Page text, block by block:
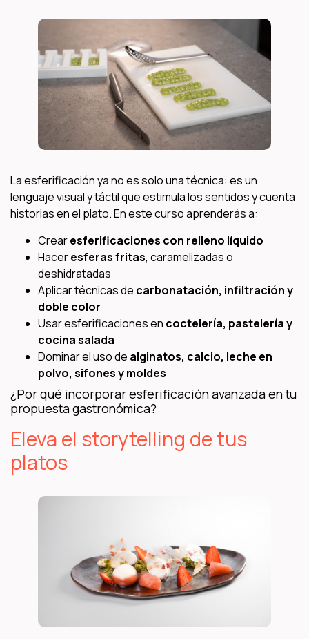
La esferificación ya no es solo una técnica: es un
lenguaje visual y táctil que estimula los sentidos y cuenta
historias en el plato. En este curso aprenderás a:
Crearesferificaciones con relleno líquido
Haceresferas fritas, caramelizadas o
deshidratadas
Aplicar técnicas de carbonatación, infiltración y
doble color
Usar esferificaciones en coctelería, pastelería y
cocina salada
Dominar el uso de alginatos, calcio, leche en
polvo, sifones y moldes
¿Por qué incorporar esferificación avanzada en tu
propuesta gastronómica?
Eleva el storytelling de tus
platos